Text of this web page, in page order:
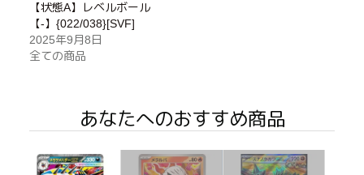
【状態A】レベルボール
【-】{022/038}[SVF]
2025年9月8日
全ての商品
あなたへのおすすめ商品